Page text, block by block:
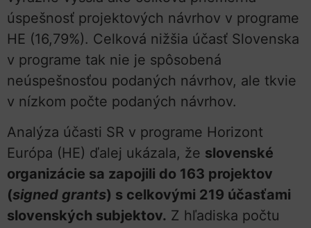
úspešnosť projektových návrhov v programe
HE (16,79%). Celková nižšia účasť Slovenska
v programe tak nie je spôsobená
neúspešnosťou podaných návrhov, ale tkvie
v nízkom počte podaných návrhov.
Analýza účasti SR v programe Horizont
Európa (HE) ďalej ukázala, že slovenské
organizácie sa zapojili do 163 projektov
(signed grants) s celkovými 219 účasťami
slovenských subjektov. Z hľadiska počtu